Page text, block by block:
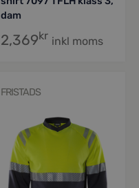
dam
2,369kr inkl moms
FRISTADS